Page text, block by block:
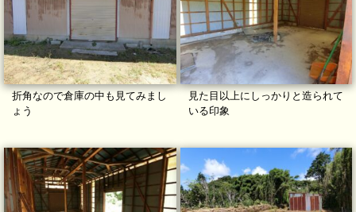
折角なので倉庫の中も見てみまし
ょう
見た目以上にしっかりと造られて
いる印象